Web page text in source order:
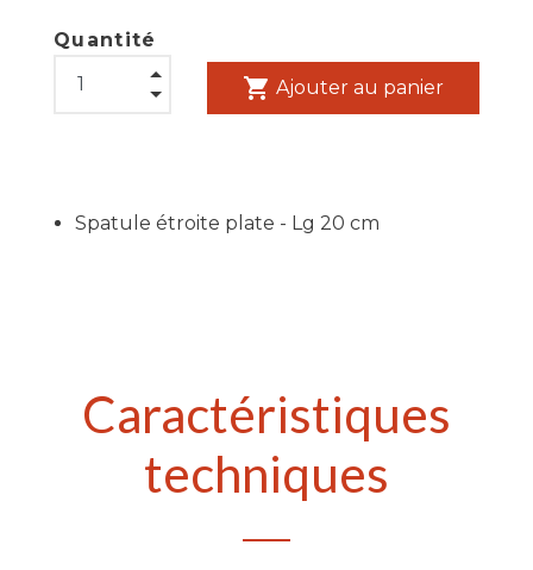
Quantité
shopping_cart Ajouter au panier
Spatule étroite plate - Lg 20 cm
Caractéristiques
techniques